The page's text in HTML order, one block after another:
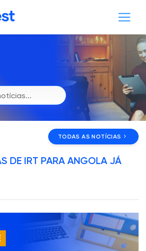
TODAS AS NOTÍCIAS
DE IRT PARA ANGOLA JÁ